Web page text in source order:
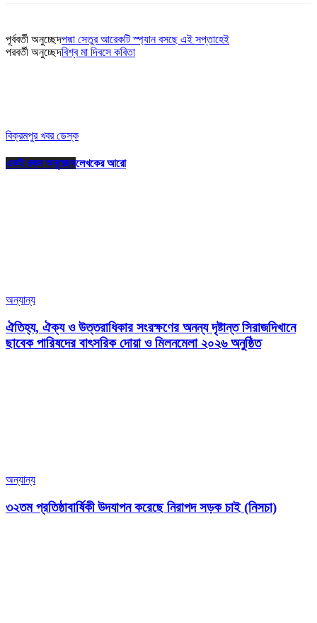
পূর্ববর্তী অনুচ্ছেদপদ্মা সেতুর আরেকটি স্প্যান বসছে এই সপ্তাহেই
পরবর্তী অনুচ্ছেদবিশ্ব মা দিবসে কবিতা
বিক্রমপুর খবর ডেস্ক
একই রকম অনুচ্ছেদলেখকের আরো
অন্যান্য
ঐতিহ্য, ঐক্য ও উত্তরাধিকার সংরক্ষণের অনন্য দৃষ্টান্ত সিরাজদিখানে
ছাবেক পারিষদের বাৎসরিক দোয়া ও মিলনমেলা ২০২৬ অনুষ্ঠিত
অন্যান্য
৩২তম প্রতিষ্ঠাবার্ষিকী উদযাপন করেছে নিরাপদ সড়ক চাই (নিসচা)